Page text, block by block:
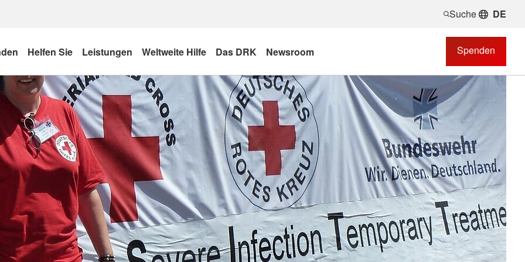
Suche DE
Helfen Sie Leistungen Weltweite Hilfe Das DRK Newsroom Spenden